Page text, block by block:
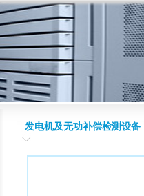
发电机及无功补偿检测设备